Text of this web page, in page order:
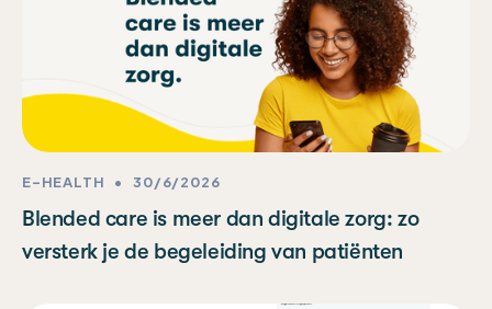
E-HEALTH • 30/6/2026
Blended care is meer dan digitale zorg: zo
versterk je de begeleiding van patiënten